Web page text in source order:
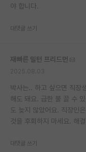
야 합니다.
대댓글 쓰기
재빠른 밀턴 프리드먼
박사는.. 하고 싶으면 직장
해도 돼요. 급한 불 끌 수
도 늦지 않았어요. 직장인
것을 후회하지 마세요. 해
대댓글 쓰기